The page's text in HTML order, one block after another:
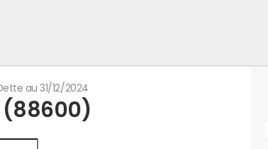
au 31/12/2024
(88600)